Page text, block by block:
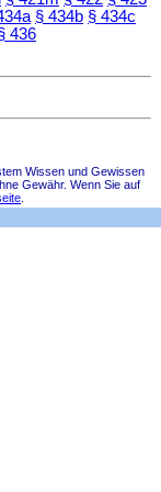
§ 434b § 434c
436
Wissen und Gewissen
Gewähr. Wenn Sie auf